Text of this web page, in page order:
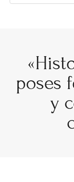
poses
y